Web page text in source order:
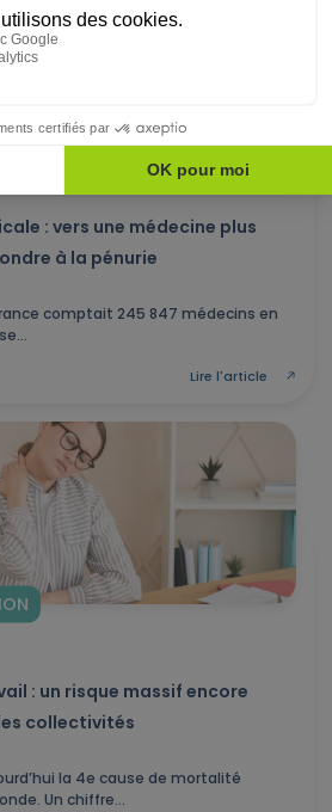
TERRITORIALE
: vers une médecine plus
à la pénurie
comptait 245 847 médecins en
Lire l'article
: un risque massif encore
collectivités
la 4e cause de mortalité
Un chiffre...